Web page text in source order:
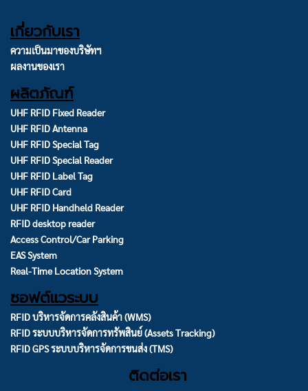
เกี่ยวกับเรา
ความเป็นมาของบริษัทฯ
ผลงานของเรา
ผลิตภัณฑ์
UHF RFID Fixed Reader
UHF RFID Antenna
UHF RFID Special Tag
UHF RFID Special Reader
UHF RFID Label Tag
UHF RFID Card
UHF RFID Handheld Reader
RFID desktop reader
Access Control/Car Parking
EAS System
Real-Time Location System
ซอฟต์แวระบบ
RFID บริหารจัดการคลังสินค้า (WMS)
RFID ระบบบริหารจัดการทรัพสินย์ (Assets Tracking)
RFID GPS ระบบบริหารจัดการขนส่ง (TMS)
ติดต่อเรา